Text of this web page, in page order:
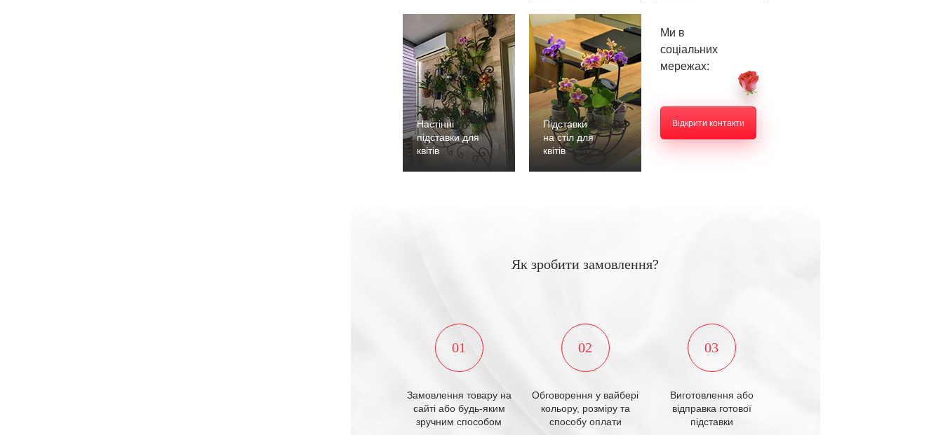
Настінні
підставки для
квітів
Підставки
на стіл для
квітів
Ми в
соціальних
мережах:
Відкрити контакти
Як зробити замовлення?
01
Замовлення товару на
сайті або будь-яким
зручним способом
02
Обговорення у вайбері
кольору, розміру та
способу оплати
03
Виготовлення або
відправка готової
підставки